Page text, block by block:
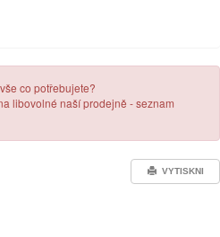
co potřebujete?
libovolné naší prodejně - seznam
VYTISKNI